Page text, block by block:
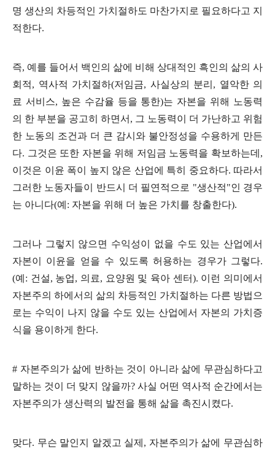
명 생산의 차등적인 가치절하도 마찬가지로 필요하다고 지
적한다.
즉, 예를 들어서 백인의 삶에 비해 상대적인 흑인의 삶의 사
회적, 역사적 가치절하(저임금, 사실상의 분리 , 열악한 의
료 서비스, 높은 수감율 등을 통한)는 자본을 위해 노동력
의 한 부분을 공고히 하면서 , 그 노동력이 더 가난하고 위험
한 노동의 조건과 더 큰 감시와 불안정성을 수용하게 만든
다. 그것은 또한 자본을 위해 저임금 노동력을 확보하는데 ,
이것은 이윤 폭이 높지 않은 산업에 특히 중요하다. 따라서
그러한 노동자들이 반드시 더 필연적으로 "생산적"인 경우
는 아니다(예 : 자본을 위해 더 높은 가치를 창출한다).
그러나 그렇지 않으면 수익성이 없을 수도 있는 산업에서
자본이 이윤을 얻을 수 있도록 허용하는 경우가 그렇다.
(예 : 건설, 농업, 의료, 요양원 및 육아 센터). 이런 의미에서
자본주의 하에서의 삶의 차등적인 가치절하는 다른 방법으
로는 수익이 나지 않을 수도 있는 산업에서 자본의 가치증
식을 용이하게 한다.
# 자본주의가 삶에 반하는 것이 아니라 삶에 무관심하다고
말하는 것이 더 맞지 않을까? 사실 어떤 역사적 순간에서는
자본주의가 생산력의 발전을 통해 삶을 촉진시켰다.
맞다. 무슨 말인지 알겠고 실제 , 자본주의가 삶에 무관심하